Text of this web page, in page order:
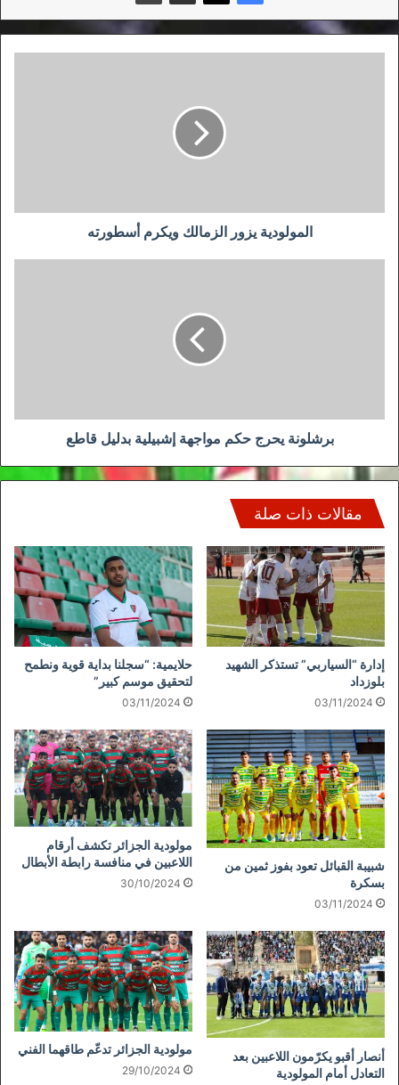
المولودية يزور الزمالك ويكرم أسطورته
برشلونة يحرج حكم مواجهة إشبيلية بدليل قاطع
مقالات ذات صلة
إدارة “السياربي” تستذكر الشهيد
بلوزداد
03/11/2024
حلايمية: “سجلنا بداية قوية ونطمح
لتحقيق موسم كبير”
03/11/2024
شبيبة القبائل تعود بفوز ثمين من
بسكرة
03/11/2024
مولودية الجزائر تكشف أرقام
اللاعبين في منافسة رابطة الأبطال
30/10/2024
أنصار أقبو يكرّمون اللاعبين بعد
التعادل أمام المولودية
مولودية الجزائر تدعّم طاقهما الفني
29/10/2024